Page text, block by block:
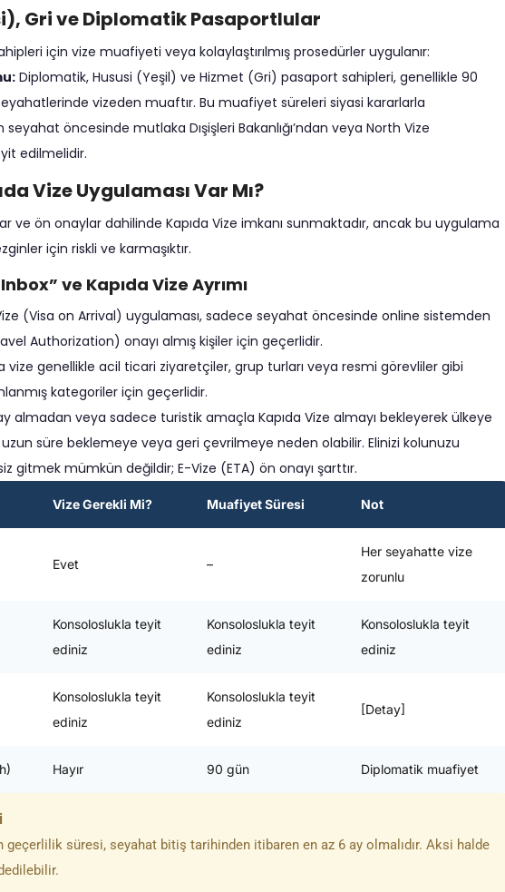
Gri ve Diplomatik Pasaportlular
için vize muafiyeti veya kolaylaştırılmış prosedürler uygulanır:
Diplomatik, Hususi (Yeşil) ve Hizmet (Gri) pasaport sahipleri, genellikle 90
vizeden muaftır. Bu muafiyet süreleri siyasi kararlarla
öncesinde mutlaka Dışişleri Bakanlığı’ndan veya North Vize
edilmelidir.
Vize Uygulaması Var Mı?
ve ön onaylar dahilinde Kapıda Vize imkanı sunmaktadır, ancak bu uygulama
için riskli ve karmaşıktır.
ve Kapıda Vize Ayrımı
Vize (Visa on Arrival) uygulaması, sadece seyahat öncesinde online sistemden
Authorization) onayı almış kişiler için geçerlidir.
vize genellikle acil ticari ziyaretçiler, grup turları veya resmi görevliler gibi
kategoriler için geçerlidir.
almadan veya sadece turistik amaçla Kapıda Vize almayı bekleyerek ülkeye
uzun süre beklemeye veya geri çevrilmeye neden olabilir. Elinizi kolunuzu
gitmek mümkün değildir; E-Vize (ETA) ön onayı şarttır.
Vize Gerekli Mi? Muafiyet Süresi Not
Evet –
Her seyahatte vize
zorunlu
Konsoloslukla teyit
ediniz
Konsoloslukla teyit
ediniz
Konsoloslukla teyit
ediniz
Konsoloslukla teyit
ediniz
Konsoloslukla teyit
ediniz
[Detay]
Hayır 90 gün Diplomatik muafiyet
geçerlilik süresi, seyahat bitiş tarihinden itibaren en az 6 ay olmalıdır. Aksi halde